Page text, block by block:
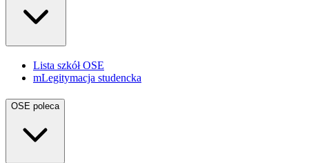
Lista szkół OSE
mLegitymacja studencka
OSE poleca